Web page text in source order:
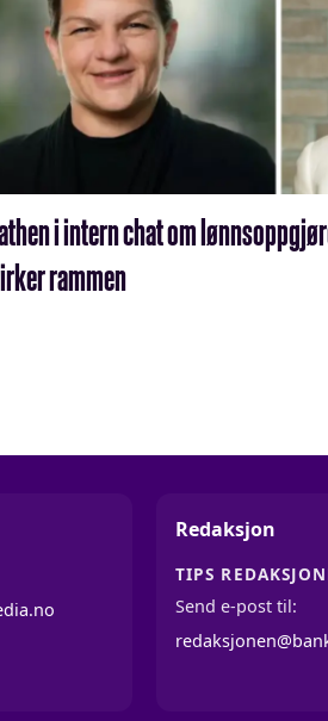
i intern chat om
rammen
Redaksjon
TIPS
Send e-post til: